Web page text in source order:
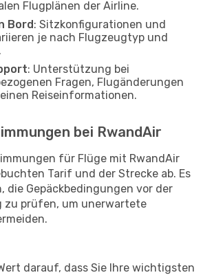
Flugplänen der Airline.
Bord: Sitzkonfigurationen und
je nach Flugzeugtyp und
: Unterstützung bei
Fragen, Flugänderungen
Reiseinformationen.
bei RwandAir
für Flüge mit RwandAir
Tarif und der Strecke ab. Es
die Gepäckbedingungen vor der
zu prüfen, um unerwartete
darauf, dass Sie Ihre wichtigsten